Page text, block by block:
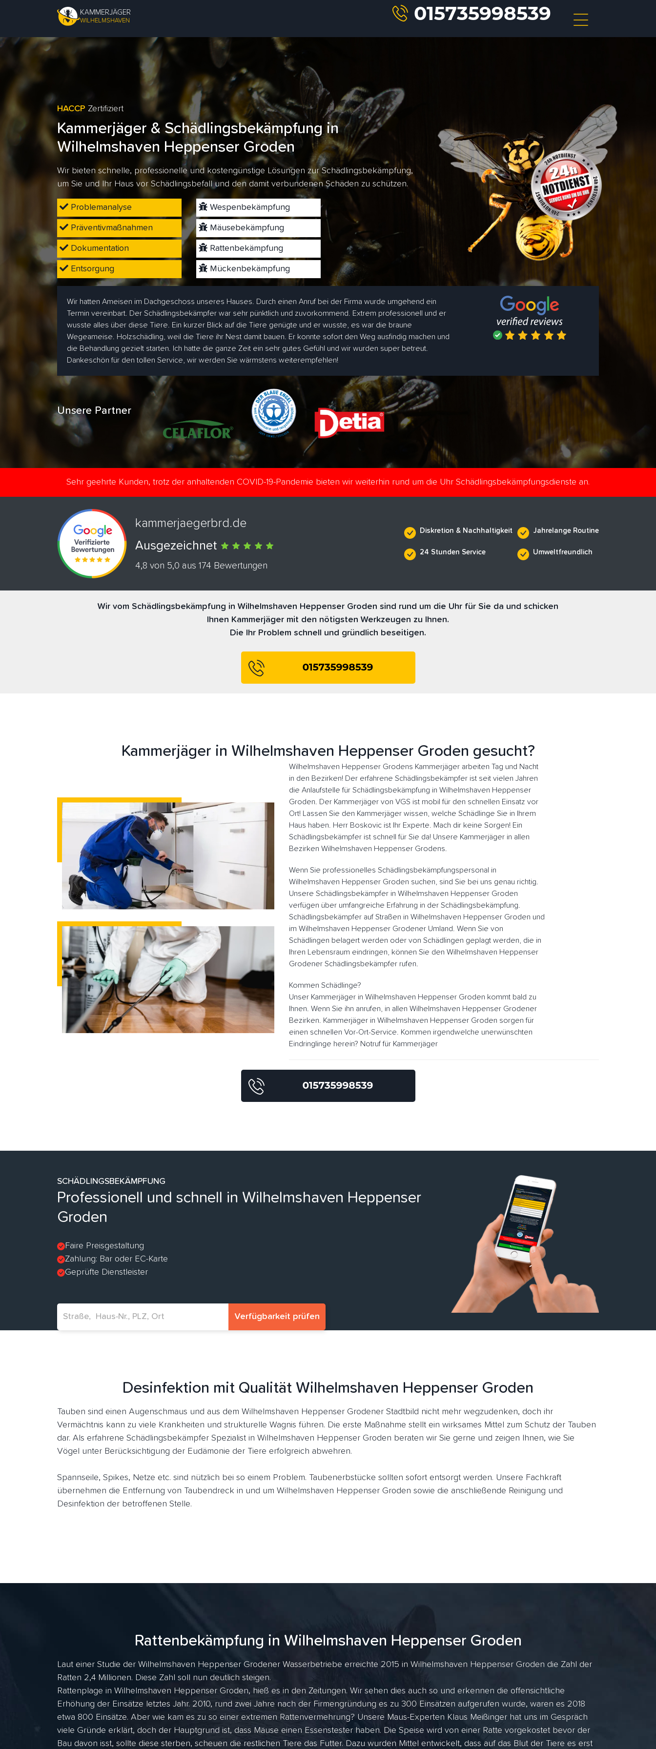
KAMMERJÄGER
WILHELMSHAVEN
HACCP Zertifiziert
Kammerjäger & Schädlingsbekämpfung in
Wilhelmshaven Heppenser Groden
Wir bieten schnelle, professionelle und kostengünstige Lösungen zur Schädlingsbekämpfung,
um Sie und Ihr Haus vor Schädlingsbefall und den damit verbundenen Schäden zu schützen.
Problemanalyse
Präventivmaßnahmen
Dokumentation
Entsorgung
Wespenbekämpfung
Mäusebekämpfung
Rattenbekämpfung
Mückenbekämpfung
Wir hatten Ameisen im Dachgeschoss unseres Hauses. Durch einen Anruf bei der Firma wurde umgehend ein
Termin vereinbart. Der Schädlingsbekämpfer war sehr pünktlich und zuvorkommend. Extrem professionell und er
wusste alles über diese Tiere. Ein kurzer Blick auf die Tiere genügte und er wusste, es war die braune
Wegeameise. Holzschädling, weil die Tiere ihr Nest damit bauen. Er konnte sofort den Weg ausfindig machen und
die Behandlung gezielt starten. Ich hatte die ganze Zeit ein sehr gutes Gefühl und wir wurden super betreut.
Dankeschön für den tollen Service, wir werden Sie wärmstens weiterempfehlen!
Unsere Partner
Sehr geehrte Kunden, trotz der anhaltenden COVID-19-Pandemie bieten wir weiterhin rund um die Uhr Schädlingsbekämpfungsdienste an.
kammerjaegerbrd.de
Ausgezeichnet
4,8 von 5,0 aus 174 Bewertungen
Diskretion & Nachhaltigkeit
24 Stunden Service
Jahrelange Routine
Umweltfreundlich
Wir vom Schädlingsbekämpfung in Wilhelmshaven Heppenser Groden sind rund um die Uhr für Sie da und schicken
Ihnen Kammerjäger mit den nötigsten Werkzeugen zu Ihnen.
Die Ihr Problem schnell und gründlich beseitigen.
Kammerjäger in Wilhelmshaven Heppenser Groden gesucht?
Wilhelmshaven Heppenser Grodens Kammerjäger arbeiten Tag und Nacht
in den Bezirken! Der erfahrene Schädlingsbekämpfer ist seit vielen Jahren
die Anlaufstelle für Schädlingsbekämpfung in Wilhelmshaven Heppenser
Groden. Der Kammerjäger von VGS ist mobil für den schnellen Einsatz vor
Ort! Lassen Sie den Kammerjäger wissen, welche Schädlinge Sie in Ihrem
Haus haben. Herr Boskovic ist Ihr Experte. Mach dir keine Sorgen! Ein
Schädlingsbekämpfer ist schnell für Sie da! Unsere Kammerjäger in allen
Bezirken Wilhelmshaven Heppenser Grodens.
Wenn Sie professionelles Schädlingsbekämpfungspersonal in
Wilhelmshaven Heppenser Groden suchen, sind Sie bei uns genau richtig.
Unsere Schädlingsbekämpfer in Wilhelmshaven Heppenser Groden
verfügen über umfangreiche Erfahrung in der Schädlingsbekämpfung.
Schädlingsbekämpfer auf Straßen in Wilhelmshaven Heppenser Groden und
im Wilhelmshaven Heppenser Grodener Umland. Wenn Sie von
Schädlingen belagert werden oder von Schädlingen geplagt werden, die in
Ihren Lebensraum eindringen, können Sie den Wilhelmshaven Heppenser
Grodener Schädlingsbekämpfer rufen.
Kommen Schädlinge?
Unser Kammerjäger in Wilhelmshaven Heppenser Groden kommt bald zu
Ihnen. Wenn Sie ihn anrufen, in allen Wilhelmshaven Heppenser Grodener
Bezirken. Kammerjäger in Wilhelmshaven Heppenser Groden sorgen für
einen schnellen Vor-Ort-Service. Kommen irgendwelche unerwünschten
Eindringlinge herein? Notruf für Kammerjäger
SCHÄDLINGSBEKÄMPFUNG
Professionell und schnell in Wilhelmshaven Heppenser
Groden
Faire Preisgestaltung
Zahlung: Bar oder EC-Karte
Geprüfte Dienstleister
Verfügbarkeit prüfen
Desinfektion mit Qualität Wilhelmshaven Heppenser Groden
Tauben sind einen Augenschmaus und aus dem Wilhelmshaven Heppenser Grodener Stadtbild nicht mehr wegzudenken, doch ihr
Vermächtnis kann zu viele Krankheiten und strukturelle Wagnis führen. Die erste Maßnahme stellt ein wirksames Mittel zum Schutz der Tauben
dar. Als erfahrene Schädlingsbekämpfer Spezialist in Wilhelmshaven Heppenser Groden beraten wir Sie gerne und zeigen Ihnen, wie Sie
Vögel unter Berücksichtigung der Eudämonie der Tiere erfolgreich abwehren.
Spannseile, Spikes, Netze etc. sind nützlich bei so einem Problem. Taubenerbstücke sollten sofort entsorgt werden. Unsere Fachkraft
übernehmen die Entfernung von Taubendreck in und um Wilhelmshaven Heppenser Groden sowie die anschließende Reinigung und
Desinfektion der betroffenen Stelle.
Rattenbekämpfung in Wilhelmshaven Heppenser Groden
Laut einer Studie der Wilhelmshaven Heppenser Grodener Wasserbetriebe erreichte 2015 in Wilhelmshaven Heppenser Groden die Zahl der
Ratten 2,4 Millionen. Diese Zahl soll nun deutlich steigen.
Rattenplage in Wilhelmshaven Heppenser Groden, hieß es in den Zeitungen. Wir sehen dies auch so und erkennen die offensichtliche
Erhöhung der Einsätze letztes Jahr. 2010, rund zwei Jahre nach der Firmengründung es zu 300 Einsätzen aufgerufen wurde, waren es 2018
etwa 800 Einsätze. Aber wie kam es zu so einer extremen Rattenvermehrung? Unsere Maus-Experten Klaus Meißinger hat uns im Gespräch
viele Gründe erklärt, doch der Hauptgrund ist, dass Mäuse einen Essenstester haben. Die Speise wird von einer Ratte vorgekostet bevor der
Bau davon isst, sollte diese sterben, scheuen die restlichen Tiere das Futter. Dazu wurden Mittel entwickelt, dass auf das Blut der Tiere es erst